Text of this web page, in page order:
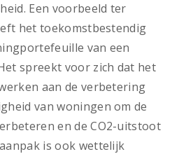
Een voorbeeld ter
het toekomstbestendig
van een
spreekt voor zich dat het
aan de verbetering
van woningen om de
en de CO2-uitstoot
is ook wettelijk